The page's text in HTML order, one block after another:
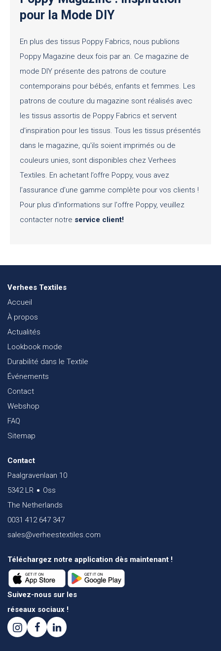
pour la Mode DIY
En plus des tissus Poppy Fabrics, nous publions
Poppy Magazine deux fois par an. Ce magazine de
mode DIY présente des patrons de couture
contemporains pour bébés, enfants et femmes. Les
patrons de couture du magazine sont réalisés avec
les tissus assortis de Poppy Fabrics et servent
d'inspiration pour les tissus. Tous les tissus présentés
dans le magazine, qu'ils soient imprimés ou de
couleurs unies, sont disponibles chez Verhees
Textiles. En achetant l’offre Poppy, vous avez
l’assurance d’une gamme complète pour vos clients !
Pour plus d'informations sur l'offre Poppy, veuillez
contacter notre service client!
Verhees Textiles
Accueil
À propos
Actualités
Lookbook mode
Durabilité dans le Textile
Événements
Contact
Webshop
FAQ
Sitemap
Contact
Paalgravenlaan 10
5342 LR
Oss
The Netherlands
0031 412 647 347
sales@verheestextiles.com
Téléchargez notre application dès maintenant !
Suivez-nous sur les
réseaux sociaux !